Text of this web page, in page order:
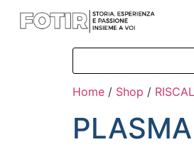
Home / Shop /
PLASMA